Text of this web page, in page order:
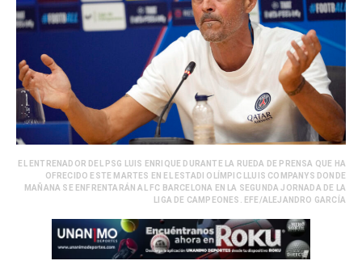
EL ENTRENADOR DEL PSG LUIS ENRIQUE DURANTE LA RUEDA DE PRENSA QUE HA
OFRECIDO ESTE MARTES EN EL ESTADI OLÍMPIC LLUIS COMPANYS DONDE
MAÑANA SE ENFRENTARÁN AL FC BARCELONA EN LA SEGUNDA JORNADA DE LA
LIGA DE CAMPEONES. EFE/ALEJANDRO GARCÍA